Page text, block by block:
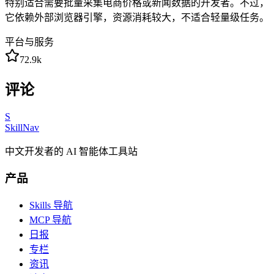
特别适合需要批量采集电商价格或新闻数据的开发者。不过，
它依赖外部浏览器引擎，资源消耗较大，不适合轻量级任务。
平台与服务
72.9k
评论
S
SkillNav
中文开发者的 AI 智能体工具站
产品
Skills 导航
MCP 导航
日报
专栏
资讯